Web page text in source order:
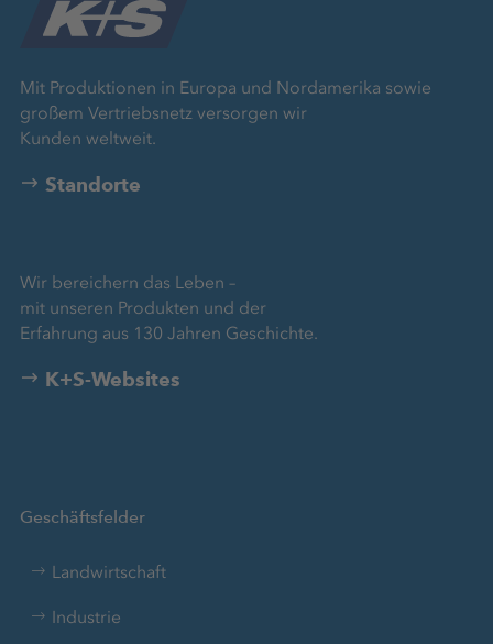
Mit Produktionen in Europa und Nordamerika sowie
großem Vertriebsnetz versorgen wir
Kunden weltweit.
Standorte
Wir bereichern das Leben –
mit unseren Produkten und der
Erfahrung aus 130 Jahren Geschichte.
K+S-Websites
Geschäftsfelder
Landwirtschaft
Industrie